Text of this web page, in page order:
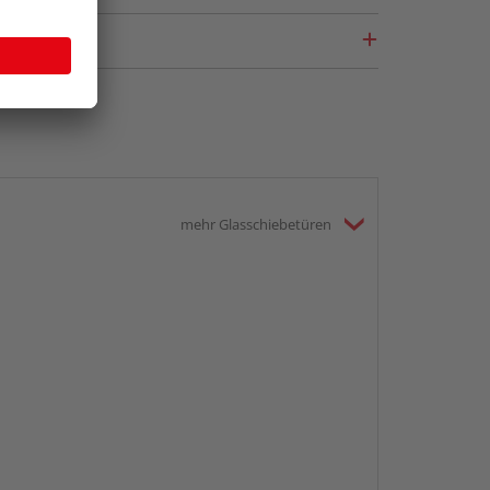
mehr Glasschiebetüren